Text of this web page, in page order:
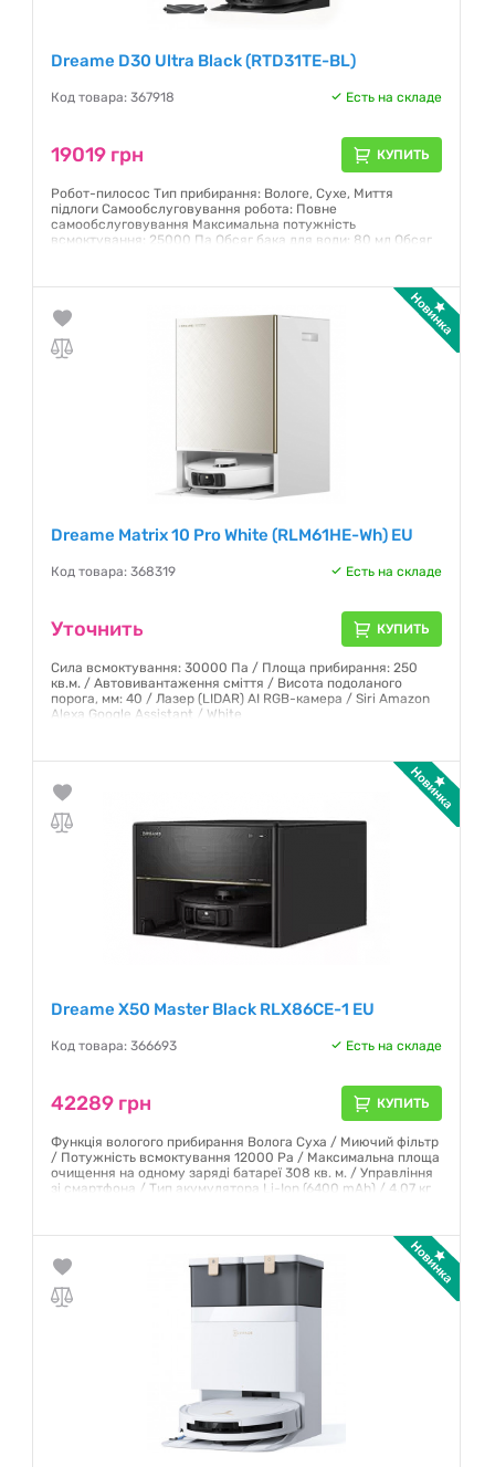
Dreame D30 Ultra Black (RTD31TE-BL)
Код товара: 367918 Есть на складе
19019 грн КУПИТЬ
Робот-пилосос Тип прибирання: Вологе, Сухе, Миття
підлоги Самообслуговування робота: Повне
самообслуговування Максимальна потужність
всмоктування: 25000 Па Обсяг бака для води: 80 мл Обсяг
(LIDAR) Ємність акумулятора: Li-ion 5200 mAh Колір: Чорний
Гарантия: 12 месяцев
Dreame Matrix 10 Pro White (RLM61HE-Wh) EU
Код товара: 368319 Есть на складе
Уточнить КУПИТЬ
Сила всмоктування: 30000 Па / Площа прибирання: 250
кв.м. / Автовивантаження сміття / Висота подоланого
порога, мм: 40 / Лазер (LIDAR) AI RGB-камера / Siri Amazon
Alexa Google Assistant / White
Dreame X50 Master Black RLX86CE-1 EU
Код товара: 366693 Есть на складе
42289 грн КУПИТЬ
Функція вологого прибирання Волога Суха / Миючий фільтр
/ Потужність всмоктування 12000 Pa / Максимальна площа
очищення на одному заряді батареї 308 кв. м. / Управління
зі смартфона / Тип акумулятора Li-Ion (6400 mAh) / 4.07 кг
Гарантия:12 месяцев